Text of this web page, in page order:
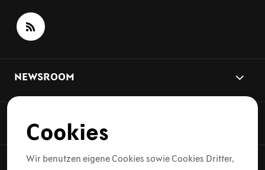
NEWSROOM
Cookies
Wir benutzen eigene Cookies sowie Cookies Dritter,